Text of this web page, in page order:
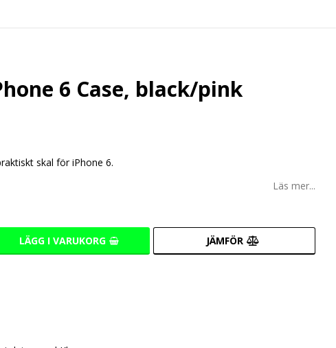
6 Case, black/pink
skal för iPhone 6.
Läs mer...
LÄGG I VARUKORG JÄMFÖR